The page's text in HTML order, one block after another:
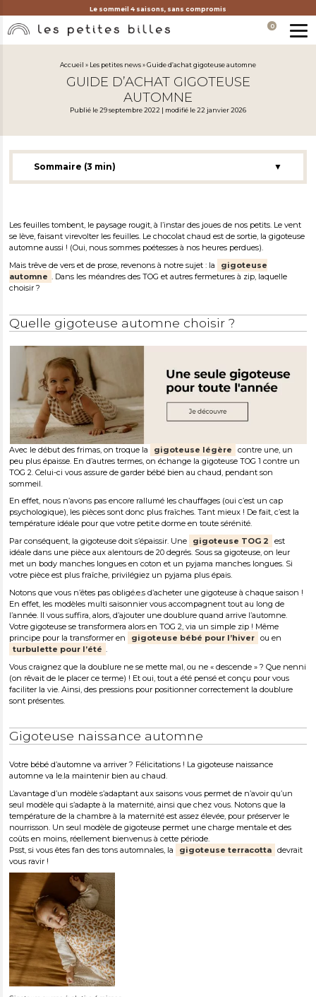
Le sommeil 4 saisons, sans compromis
0
Accueil » Les petites news»Guide d’achat gigoteuse automne
GUIDE D’ACHAT GIGOTEUSE
AUTOMNE
Publié le 29 septembre 2022 | modifié le 22 janvier 2026
Les feuilles tombent, le paysage rougit, à l’instar des joues de nos petits. Le vent
se lève, faisant virevolter les feuilles. Le chocolat chaud est de sortie, la gigoteuse
automne aussi ! (Oui, nous sommes poétesses à nos heures perdues).
Mais trêve de vers et de prose, revenons à notre sujet : la
gigoteuse
automne
. Dans les méandres des TOG et autres fermetures à zip, laquelle
choisir ?
Quelle gigoteuse automne choisir ?
Avec le début des frimas, on troque la gigoteuse légère
contre une, un
peu plus épaisse. En d’autres termes, on échange la gigoteuse TOG 1 contre un
TOG 2. Celui-ci vous assure de garder bébé bien au chaud, pendant son
sommeil.
En effet, nous n’avons pas encore rallumé les chauffages (oui c’est un cap
psychologique), les pièces sont donc plus fraîches. Tant mieux ! De fait, c’est la
température idéale pour que votre petit.e dorme en toute sérénité.
Par conséquent, la gigoteuse doit s’épaissir. Une
gigoteuse TOG 2
est
idéale dans une pièce aux alentours de 20 degrés. Sous sa gigoteuse, on leur
met un body manches longues en coton et un pyjama manches longues. Si
votre pièce est plus fraîche, privilégiez un pyjama plus épais.
Notons que vous n’êtes pas obligé.e.s d’acheter une gigoteuse à chaque saison !
En effet, les modèles multi saisonnier vous accompagnent tout au long de
l’année. Il vous suffira, alors, d’ajouter une doublure quand arrive l’automne.
Votre gigoteuse se transformera alors en TOG 2, via un simple zip ! Même
principe pour la transformer en
gigoteuse bébé pour l’hiver ou en
turbulette pour l’été .
Vous craignez que la doublure ne se mette mal, ou ne « descende » ? Que nenni
(on rêvait de le placer ce terme) ! Et oui, tout a été pensé et conçu pour vous
faciliter la vie. Ainsi, des pressions pour positionner correctement la doublure
sont présentes.
Gigoteuse naissance automne
Votre bébé d’automne va arriver ? Félicitations ! La gigoteuse naissance
automne va le.la maintenir bien au chaud.
L’avantage d’un modèle s’adaptant aux saisons vous permet de n’avoir qu’un
seul modèle qui s’adapte à la maternité, ainsi que chez vous. Notons que la
température de la chambre à la maternité est assez élevée, pour préserver le
nourrisson. Un seul modèle de gigoteuse permet une charge mentale et des
coûts en moins, réellement bienvenus à cette période.
Psst, si vous êtes fan des tons automnales, la
gigoteuse terracotta devrait
vous ravir !
Sommaire (3 min)
▼
Quelle gigoteuse automne choisir ?